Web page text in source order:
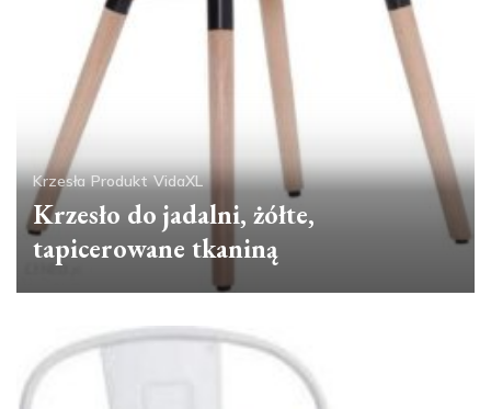
Krzesła Produkt VidaXL
Krzesło do jadalni, żółte,
tapicerowane tkaniną